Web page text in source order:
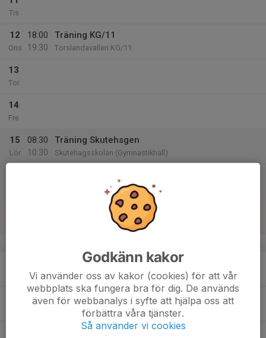
Tis
12
Ons
18:00
19:30
Träning KG/11
Torslandavallen KG/11
13
Tor
14
Fre
15
Lör
08:30
10:30
Träning Skutehsgen
Skutehagsskolan (Gymnastikhall)
Klubbhuset Andra Våningen
20:45
Träning KG/7
Torslandavallen KG/7
Träning KG/11
Godkänn kakor
Vi använder oss av kakor (cookies) för att vår
webbplats ska fungera bra för dig. De används
även för webbanalys i syfte att hjälpa oss att
förbättra våra tjänster.
Så använder vi cookies